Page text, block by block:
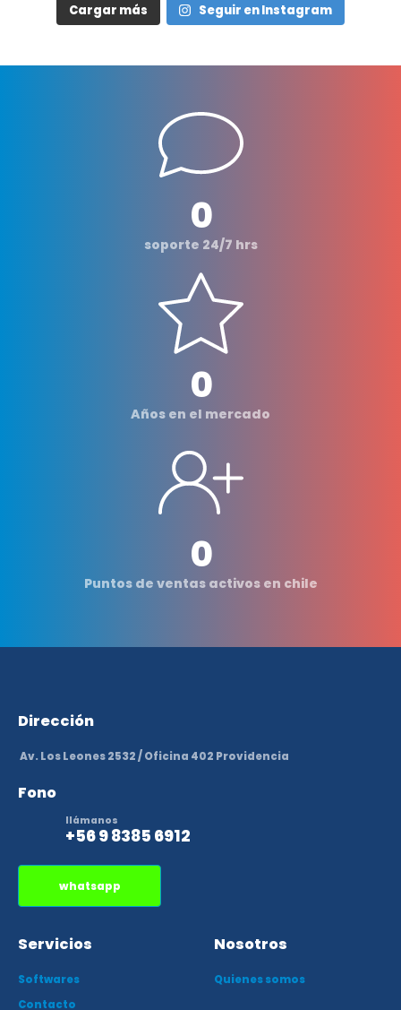
Cargar más Seguir en Instagram
0
soporte 24/7 hrs
0
Años en el mercado
0
Puntos de ventas activos en chile
Dirección
Av. Los Leones 2532 /Oficina 402 Providencia
Fono
llámanos
+56 9 8385 6912
whatsapp
Servicios
Softwares
Contacto
Nosotros
Quienes somos